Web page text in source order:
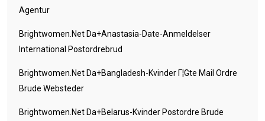
Agentur
Brightwomen.net Da+anastasia-Date-Anmeldelser
International Postordrebrud
Brightwomen.net Da+bangladesh-Kvinder Г¦gte Mail Ordre
Brude Websteder
Brightwomen.net Da+belarus-Kvinder Postordre Brude